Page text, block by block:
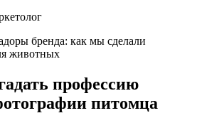
профессию
питомца